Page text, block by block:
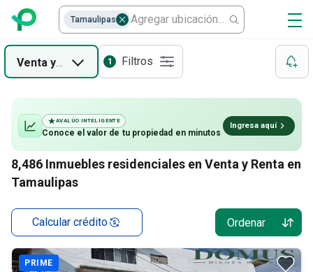
Venta yRenta 1 Filtros
8,486 Inmuebles residenciales en Venta y Renta en
Tamaulipas
Calcular crédito Ordenar
AVALÚO INTELIGENTE
Conoce el valor de tu propiedad en minutos
Ingresa aquí
PRIME
Ranchos
Terrenos Habitacionales
Departamentos
Casas en condominio
Casas
Locales
Terrenos Comerciales
Tamaulipas